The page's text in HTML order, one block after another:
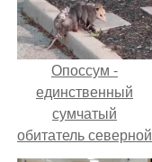
Опоссум -
единственный
сумчатый
обитатель северной
америки.